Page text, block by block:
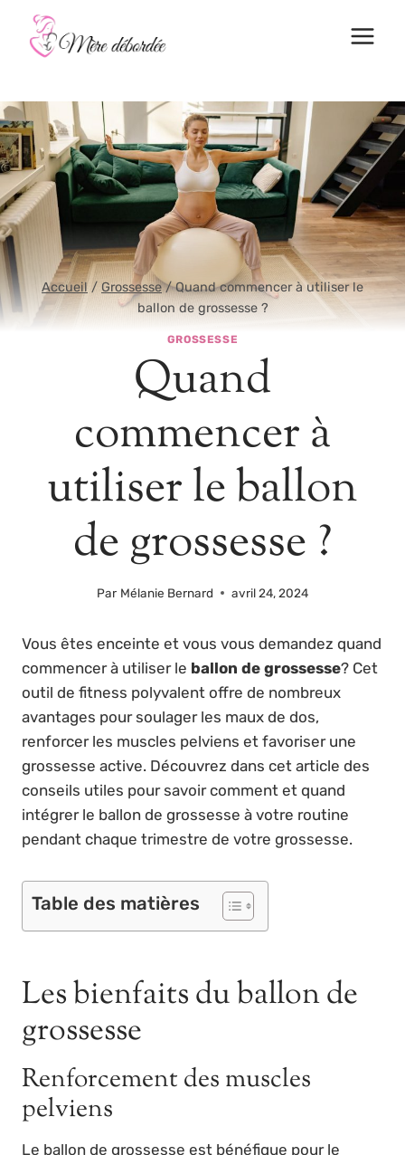
contenu
Accueil / Grossesse / Quand commencer à utiliser le
ballon de grossesse ?
GROSSESSE
Quand
commencer à
utiliser le ballon
de grossesse ?
Par Mélanie Bernard avril 24, 2024
Vous êtes enceinte et vous vous demandez quand
commencer à utiliser le ballon de grossesse? Cet
outil de fitness polyvalent offre de nombreux
avantages pour soulager les maux de dos,
renforcer les muscles pelviens et favoriser une
grossesse active. Découvrez dans cet article des
conseils utiles pour savoir comment et quand
intégrer le ballon de grossesse à votre routine
pendant chaque trimestre de votre grossesse.
Table des matières
Les bienfaits du ballon de
grossesse
Renforcement des muscles
pelviens
Le ballon de grossesse est bénéfique pour le